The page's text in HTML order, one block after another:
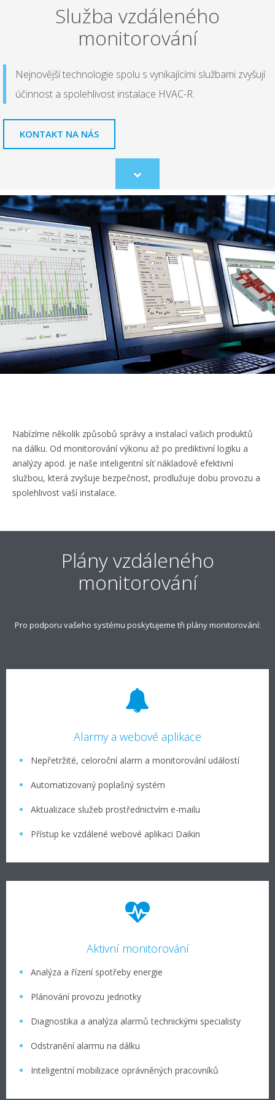
Služba vzdáleného
monitorování
Nejnovější technologie spolu s vynikajícími službami zvyšují
účinnost a spolehlivost instalace HVAC-R.
KONTAKT NA NÁS
Scroll
to
content
Nabízíme několik způsobů správy a instalací vašich produktů
na dálku. Od monitorování výkonu až po prediktivní logiku a
analýzy apod. je naše inteligentní síť nákladově efektivní
službou, která zvyšuje bezpečnost, prodlužuje dobu provozu a
spolehlivost vaší instalace.
Plány vzdáleného
monitorování
Pro podporu vašeho systému poskytujeme tři plány monitorování:
Alarmy a webové aplikace
Nepřetržité, celoroční alarm a monitorování událostí
Automatizovaný poplašný systém
Aktualizace služeb prostřednictvím e-mailu
Přístup ke vzdálené webové aplikaci Daikin
Aktivní monitorování
Analýza a řízení spotřeby energie
Plánování provozu jednotky
Diagnostika a analýza alarmů technickými specialisty
Odstranění alarmu na dálku
Inteligentní mobilizace oprávněných pracovníků